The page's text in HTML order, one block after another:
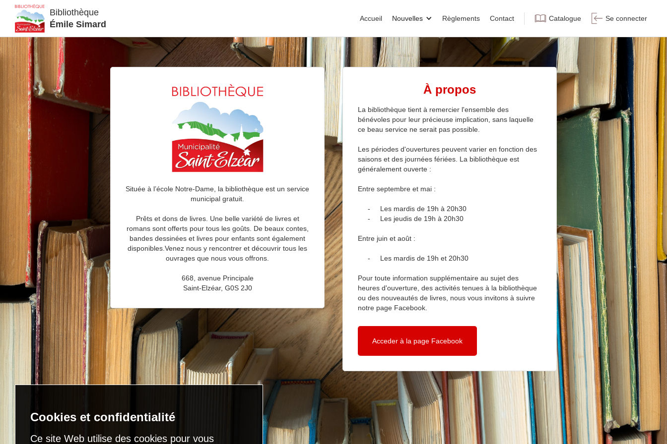
Bibliothèque
Émile Simard
Accueil Nouvelles Règlements Contact Catalogue Se connecter
Située à l’école Notre-Dame, la bibliothèque est un service
municipal gratuit.
Prêts et dons de livres. Une belle variété de livres et
romans sont offerts pour tous les goûts. De beaux contes,
bandes dessinées et livres pour enfants sont également
disponibles.Venez nous y rencontrer et découvrir tous les
ouvrages que nous vous offrons.
668, avenue Principale
Saint-Elzéar, G0S 2J0
À propos
La bibliothèque tient à remercier l'ensemble des
bénévoles pour leur précieuse implication, sans laquelle
ce beau service ne serait pas possible.
Les périodes d'ouvertures peuvent varier en fonction des
saisons et des journées fériées. La bibliothèque est
généralement ouverte :
Entre septembre et mai :
- Les mardis de 19h à 20h30
- Les jeudis de 19h à 20h30
Entre juin et août :
- Les mardis de 19h et 20h30
Pour toute information supplémentaire au sujet des
heures d'ouverture, des activités tenues à la bibliothèque
ou des nouveautés de livres, nous vous invitons à suivre
notre page Facebook.
Acceder à la page Facebook
Cookies et confidentialité
Ce site Web utilise des cookies pour vous